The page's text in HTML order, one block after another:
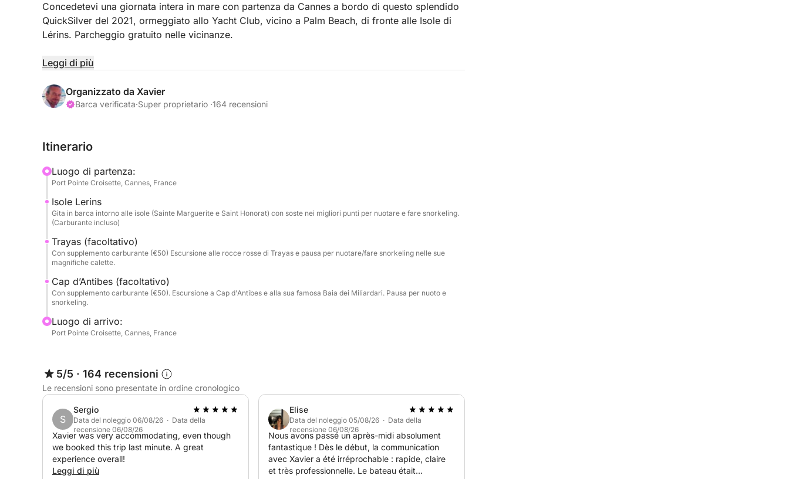
Concedetevi una giornata intera in mare con partenza da Cannes a bordo di questo splendido
QuickSilver del 2021, ormeggiato allo Yacht Club, vicino a Palm Beach, di fronte alle Isole di
Lérins. Parcheggio gratuito nelle vicinanze.
Spaziosa, confortevole e performante, questa imbarcazione di 6,75 m (7,16 m con estensioni),
vostro ritmo per un'intera giornata.
poppa e ampie piattaforme da bagno per frequenti tuffi.
A bordo: GPS/ecoscandaglio, impianto audio Fusion, doccia in pozzetto, verricello elettrico e
una piccola cabina per il relax.
In una giornata intera avrete il tempo di vivere appieno ogni esperienza: navigare verso le Isole
dirigervi verso il Massiccio dell'Esterel e le sue spettacolari rocce rosse. Una giornata davvero
piacevole all'insegna dell'esplorazione, del nuoto e del relax.
Il carburante per le Isole di Lérins è incluso. Eventuali altre escursioni saranno addebitate in
base al consumo.
Area di navigazione: dal Massiccio dell'Esterel a Cap d'Antibes, inclusa la Baia di Cannes e le
Pagamento: È possibile pagare l'intero importo sul sito web oppure pagare la barca sul sito
web e lo skipper in contanti il giorno del noleggio.
Leggi di più
Organizzato da Xavier
Barca verificata·Super proprietario ·164 recensioni
Itinerario
Luogo di partenza:
Port Pointe Croisette, Cannes, France
Isole Lerins
Gita in barca intorno alle isole (Sainte Marguerite e Saint Honorat) con soste nei migliori punti per nuotare e fare snorkeling.
(Carburante incluso)
Trayas (facoltativo)
Con supplemento carburante (€50) Escursione alle rocce rosse di Trayas e pausa per nuotare/fare snorkeling nelle sue
magnifiche calette.
Cap d’Antibes (facoltativo)
Con supplemento carburante (€50). Escursione a Cap d'Antibes e alla sua famosa Baia dei Miliardari. Pausa per nuoto e
snorkeling.
Luogo di arrivo:
Port Pointe Croisette, Cannes, France
5/5 · 164 recensioni
Le recensioni sono presentate in ordine cronologico
S
Sergio
Data del noleggio 06/08/26 · Data della
recensione 06/08/26
Xavier was very accommodating, even though
we booked this trip last minute. A great
experience overall!
Leggi di più
Elise
Data del noleggio 05/08/26 · Data della
recensione 06/08/26
Nous avons passé un après-midi absolument
fantastique ! Dès le début, la communication
avec Xavier a été irréprochable : rapide, claire
et très professionnelle. Le bateau était